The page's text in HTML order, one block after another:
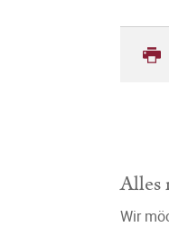
Alles
Wir